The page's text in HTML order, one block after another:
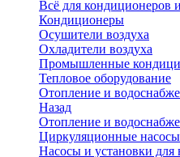
Всё для кондиционеров
Кондиционеры
Осушители воздуха
Охладители воздуха
Промышленные
Тепловое оборудование
Отопление и
Назад
Отопление и
Циркуляционные насосы
Насосы и установки для